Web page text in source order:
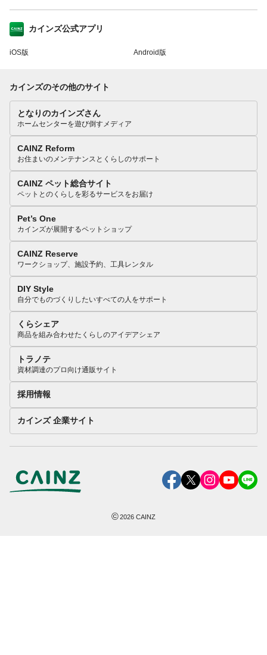
カインズ公式アプリ
iOS版 Android版
カインズのその他のサイト
となりのカインズさん
ホームセンターを遊び倒すメディア
CAINZ Reform
お住まいのメンテナンスとくらしのサポート
CAINZ ペット総合サイト
ペットとのくらしを彩るサービスをお届け
Pet’s One
カインズが展開するペットショップ
CAINZ Reserve
ワークショップ、施設予約、工具レンタル
DIY Style
自分でものづくりしたいすべての人をサポート
くらシェア
商品を組み合わせたくらしのアイデアシェア
トラノテ
資材調達のプロ向け通販サイト
採用情報
カインズ 企業サイト
©2026 CAINZ